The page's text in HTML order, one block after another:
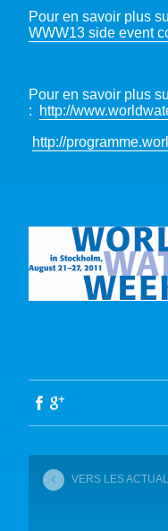
Pour en savoir plus
WWW13 side event
Pour en savoir plus
:
http://
http://
VERS LES